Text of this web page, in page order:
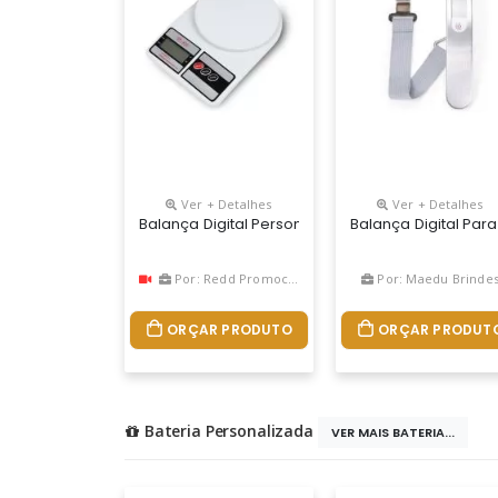
Ver + Detalhes
Balança Digital Personalizada
Por: Redd Promocional
ORÇAR PRODUTO
Ver + Detalhes
Balança Digital
Por: Maedu Brindes
ORÇAR
Bateria Personalizada VER MAIS BATERIA...